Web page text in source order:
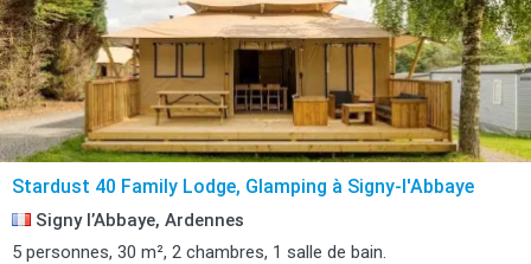
Stardust 40 Family Lodge, Glamping à Signy-l'Abbaye
Signy l’Abbaye, Ardennes
5 personnes, 30 m², 2 chambres, 1 salle de bain.